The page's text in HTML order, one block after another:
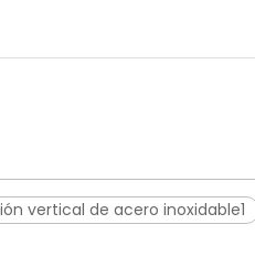
vertical de acero inoxidable1